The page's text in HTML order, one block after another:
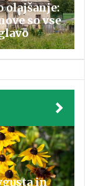
olajšanje:
so vse
in